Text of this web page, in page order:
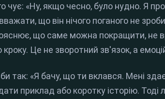
чує: «Ну, якщо чесно, було нудно. Я
що він нічого поганого не
що саме можна покращити, не
кроку. Це не зворотний зв'язок, а
так: «Я бачу, що ти вклався. Мені
приклад або коротку історію.